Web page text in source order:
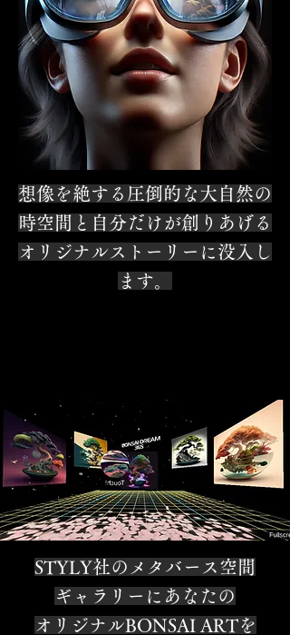
想像を絶する圧倒的な大自然の
時空間と自分だけが創りあげる
オリジナルストーリーに没入し
ます
STYLY社のメタバース空間
ギャラリーにあなたの
オリジナルBONSAI ARTを